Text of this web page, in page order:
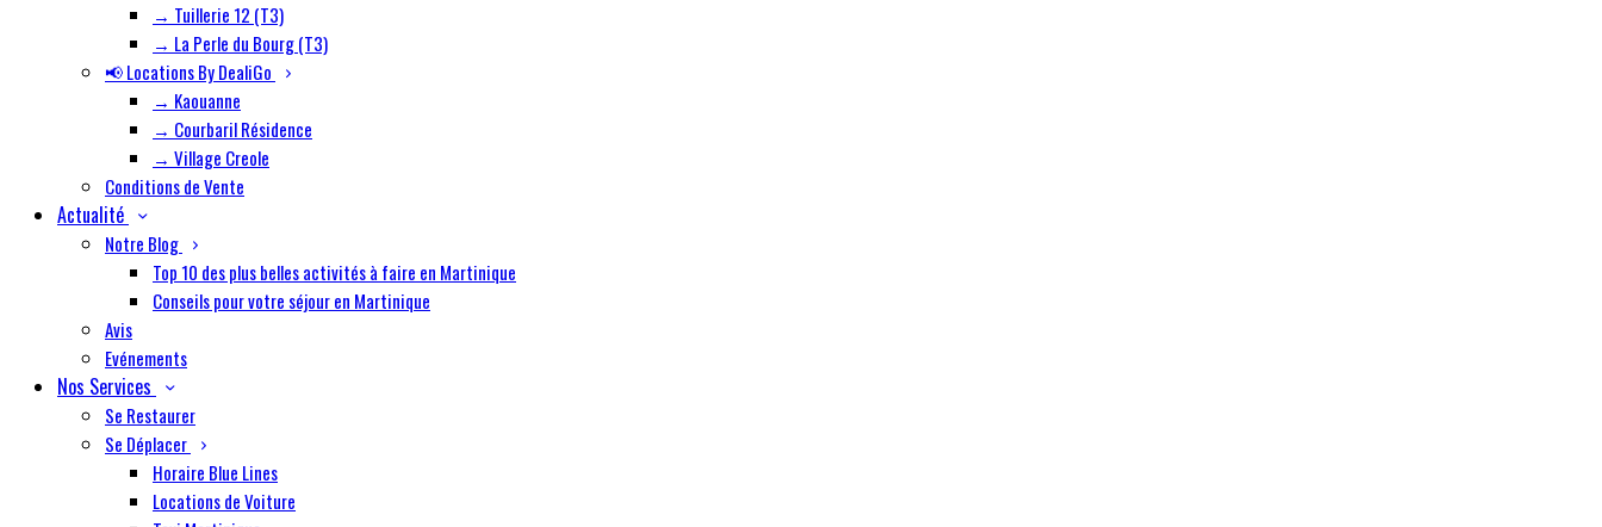
→ Tuillerie 12 (T3)
→ La Perle du Bourg (T3)
📢 Locations By DealiGo
→ Kaouanne
→ Courbaril Résidence
→ Village Creole
Conditions de Vente
Actualité
Notre Blog
Top 10 des plus belles activités à faire en Martinique
Conseils pour votre séjour en Martinique
Avis
Evénements
Nos Services
Se Restaurer
Se Déplacer
Horaire Blue Lines
Locations de Voiture